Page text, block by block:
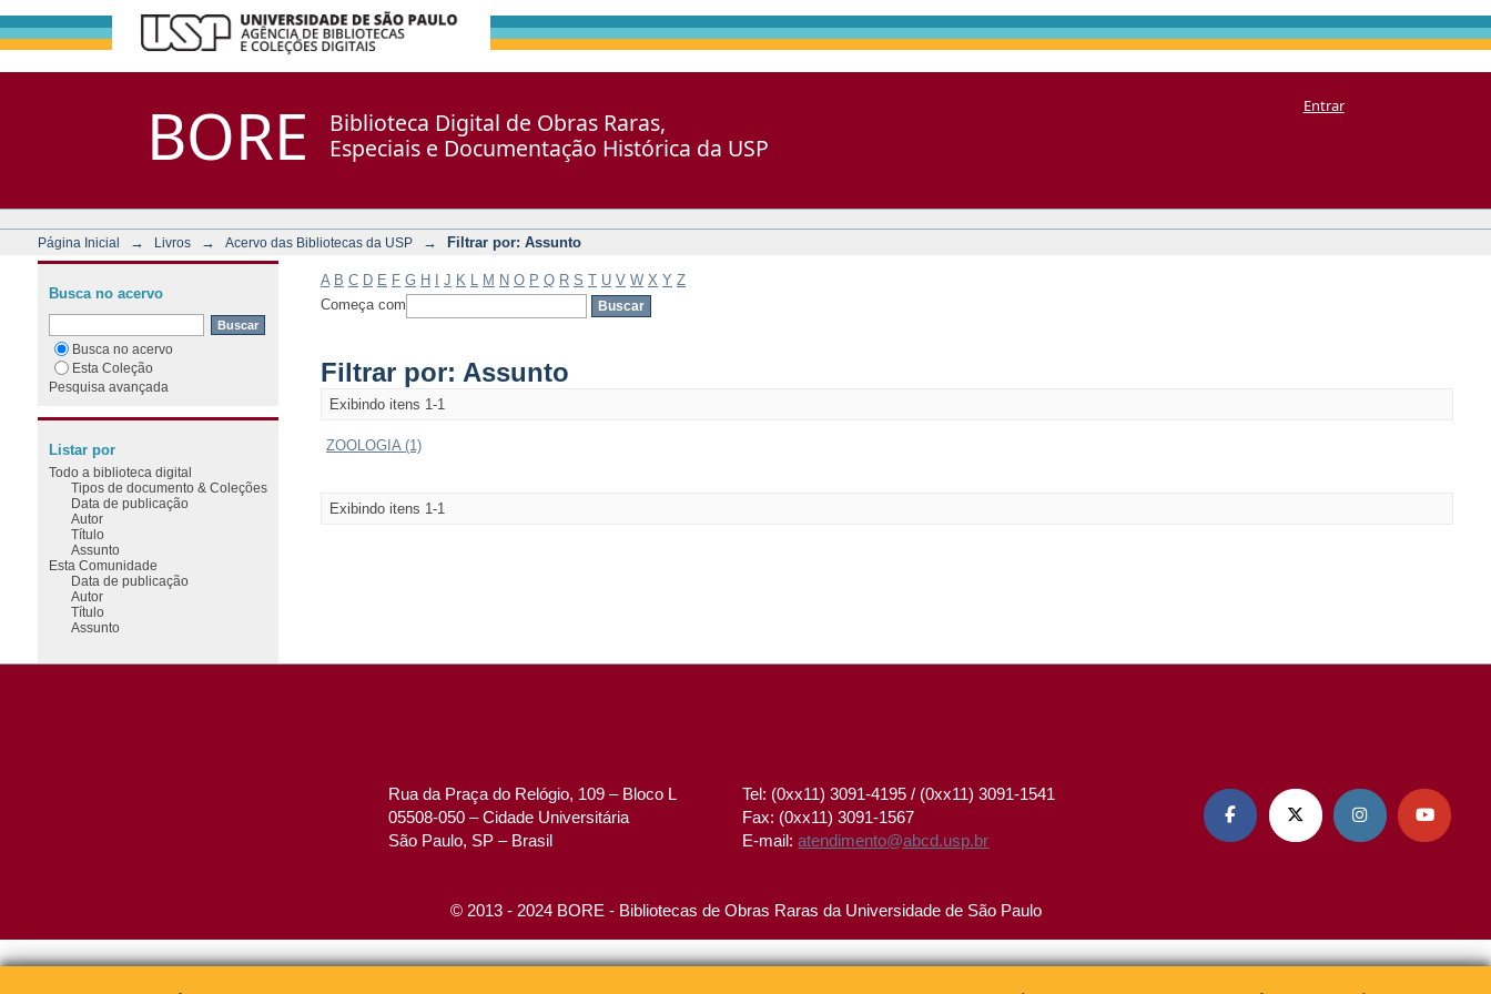
BORE
Biblioteca Digital de Obras Raras,
Especiais e Documentação Histórica da USP
Entrar
Página Inicial → Livros → Acervo das Bibliotecas da USP → Filtrar por: Assunto
A B C D E F G H J K M N O P Q R S T U V W X Y Z
Começa com
Filtrar por: Assunto
Exibindo itens 1-1
ZOOLOGIA (1)
Exibindo itens 1-1
Busca no acervo
Busca no acervo
Esta Coleção
Pesquisa avançada
Listar por
Todo a biblioteca digital
Tipos de documento & Coleções
Data de publicação
Autor
Título
Assunto
Esta Comunidade
Data de publicação
Autor
Título
Assunto
Rua da Praça do Relógio, 109 – Bloco L
05508-050 – Cidade Universitária
São Paulo, SP – Brasil
Tel: (0xx11) 3091-4195 / (0xx11) 3091-1541
Fax: (0xx11) 3091-1567
E-mail:atendimento@abcd.usp.br
   
© 2013 - 2024 BORE - Bibliotecas de Obras Raras da Universidade de São Paulo